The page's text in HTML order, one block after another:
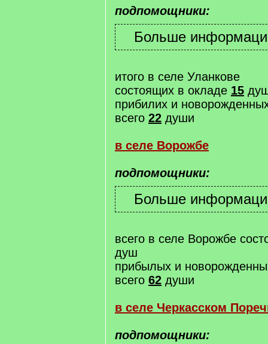
подпомощники:
итого в селе Уланкове
состоящих в окладе 15
прибилих и
всего 22 души
в селе Ворожбе
подпомощники:
всего в селе Ворожбе
душ
прибылых и
всего 62 души
в селе Черкасском
подпомощники: